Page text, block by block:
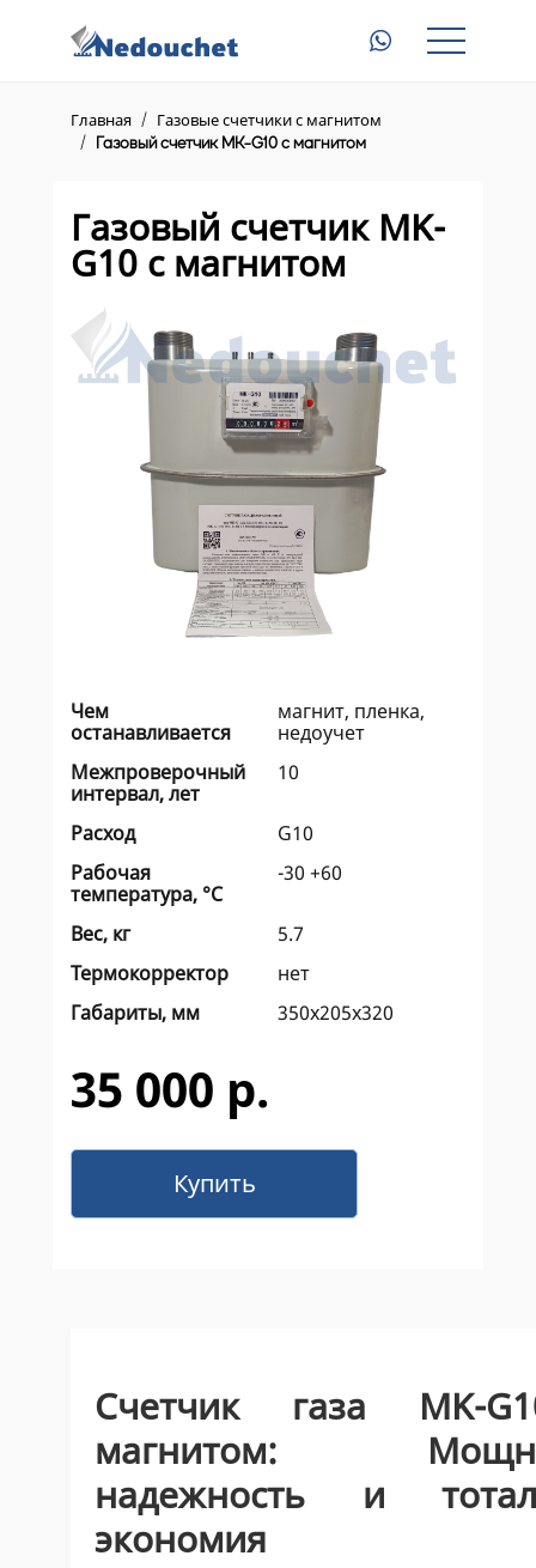
Главная
Электросчетчики с пультом
Приборы для электросчетчиков
Доставка
8 (945) 345 23 46
Главная Газовые счетчики с магнитом
Газовый счетчик MK-G10 с магнитом
Газовый счетчик MK-
G10 с магнитом
Чем
останавливается
магнит, пленка,
недоучет
Межпроверочный
интервал, лет
10
Расход
G10
Рабочая
температура, °C
-30 +60
Вес, кг
5.7
Термокорректор
нет
Габариты, мм
350х205х320
35 000 р.
Купить
Счетчик газа MK-
магнитом:
надежность и
экономия